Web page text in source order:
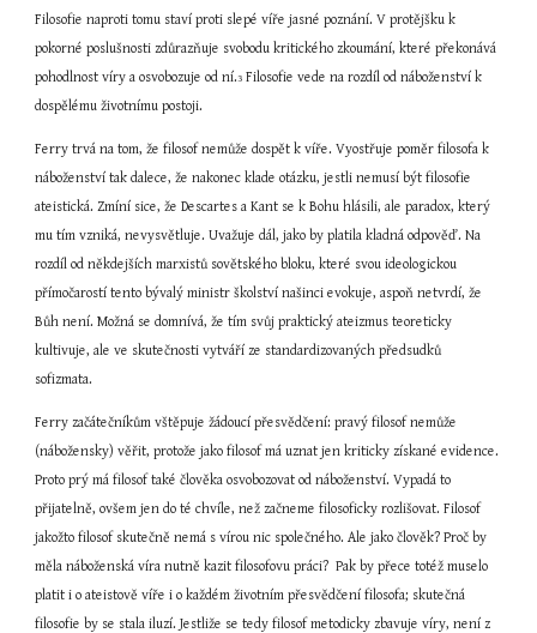
Filosofie naproti tomu staví proti slepé víře jasné poznání. V protějšku k
pokorné poslušnosti zdůrazňuje svobodu kritického zkoumání, které překonává
pohodlnost víry a osvobozuje od ní.3 Filosofie vede na rozdíl od náboženství k
dospělému životnímu postoji.
Ferry trvá na tom, že filosof nemůže dospět k víře. Vyostřuje poměr filosofa k
náboženství tak dalece, že nakonec klade otázku, jestli nemusí být filosofie
ateistická. Zmíní sice, že Descartes a Kant se k Bohu hlásili, ale paradox, který
mu tím vzniká, nevysvětluje. Uvažuje dál, jako by platila kladná odpověď. Na
rozdíl od někdejších marxistů sovětského bloku, které svou ideologickou
přímočarostí tento bývalý ministr školství našinci evokuje, aspoň netvrdí, že
Bůh není. Možná se domnívá, že tím svůj praktický ateizmus teoreticky
kultivuje, ale ve skutečnosti vytváří ze standardizovaných předsudků
sofizmata.
Ferry začátečníkům vštěpuje žádoucí přesvědčení: pravý filosof nemůže
(nábožensky) věřit, protože jako filosof má uznat jen kriticky získané evidence.
Proto prý má filosof také člověka osvobozovat od náboženství. Vypadá to
přijatelně, ovšem jen do té chvíle, než začneme filosoficky rozlišovat. Filosof
jakožto filosof skutečně nemá s vírou nic společného. Ale jako člověk? Proč by
měla náboženská víra nutně kazit filosofovu práci?  Pak by přece totéž muselo
platit i o ateistově víře i o každém životním přesvědčení filosofa; skutečná
filosofie by se stala iluzí. Jestliže se tedy filosof metodicky zbavuje víry, není z